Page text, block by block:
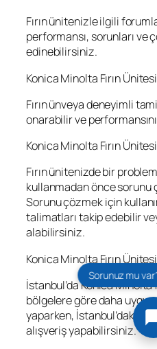
Fırın ünitenizle ilgili
performansı, sorunları ve
edinebilirsiniz.
Konica Minolta Fırın
Fırın ünveya deneyimli
onarabilir ve
Konica Minolta Fırın
Fırın ünitenizde bir
kullanmadan önce sorunu
Sorunu çözmek için
talimatları takip edebilir
alabilirsiniz.
Konica Minolta Fırın
İstanbul’da Konica Minolta
bölgelere göre daha
yaparken, İstanbul’daki
alışveriş yapabilirsiniz.
Sorunuz mu